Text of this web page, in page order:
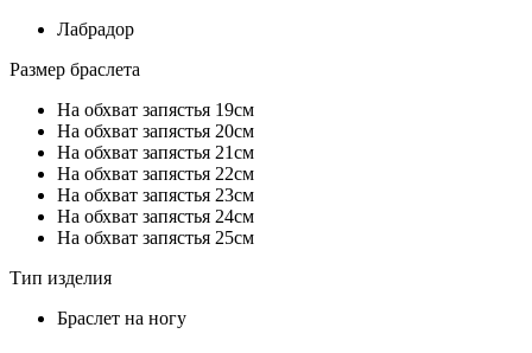
Лабрадор
Размер браслета
На обхват запястья 19см
На обхват запястья 20см
На обхват запястья 21см
На обхват запястья 22см
На обхват запястья 23см
На обхват запястья 24см
На обхват запястья 25см
Тип изделия
Браслет на ногу